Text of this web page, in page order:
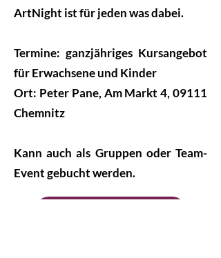
ArtNight ist für jeden was dabei.
Termine: ganzjähriges Kursangebot
für Erwachsene und Kinder
Ort: Peter Pane, Am Markt 4, 09111
Chemnitz
Kann auch als Gruppen oder Team-
Event gebucht werden.